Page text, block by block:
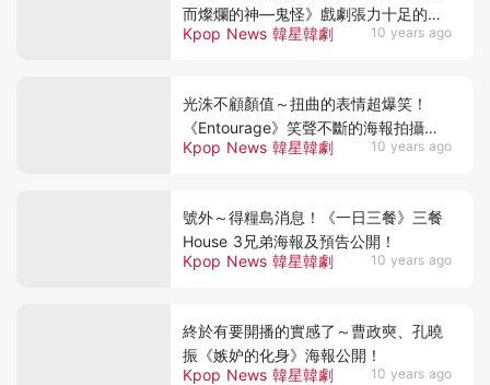
Kpop News 韓星韓劇 10 years ago
而燦爛的神—鬼怪》戲劇張力十足的海
報公開！
Kpop News 韓星韓劇 10 years ago
光洙不顧顏值～扭曲的表情超爆笑！
《Entourage》笑聲不斷的海報拍攝現
場！
Kpop News 韓星韓劇 10 years ago
號外～得糧島消息！《一日三餐》三餐
House 3兄弟海報及預告公開！
Kpop News 韓星韓劇 10 years ago
終於有要開播的實感了～曹政奭、孔曉
振《嫉妒的化身》海報公開！